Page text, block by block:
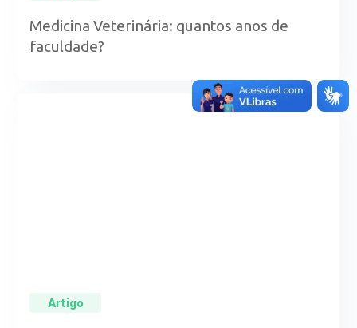
Medicina Veterinária: quantos anos de
faculdade?
Artigo